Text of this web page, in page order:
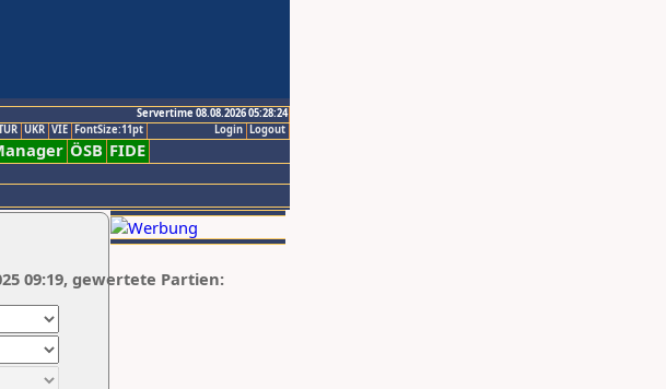
Servertime 08.08.2026 05:28:24
Logout
Login
UKR VIE FontSize:11pt
ÖSB FIDE
09:19, gewertete Partien: